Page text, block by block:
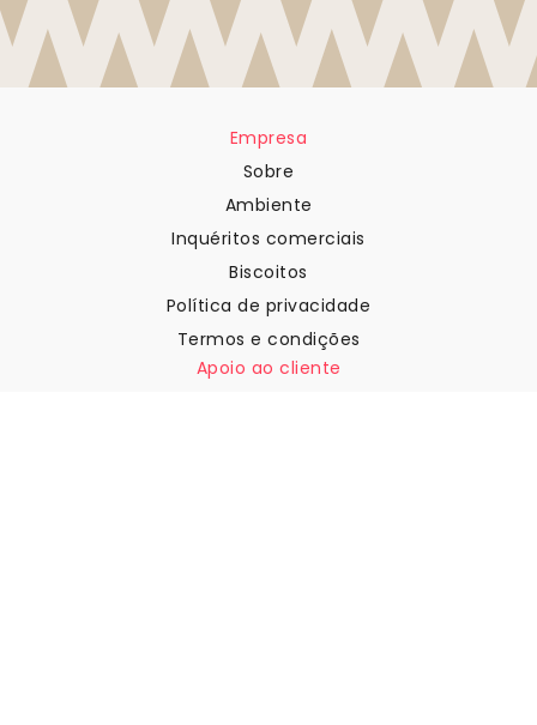
Empresa
Sobre
Ambiente
Inquéritos comerciais
Biscoitos
Política de privacidade
Termos e condições
Apoio ao cliente